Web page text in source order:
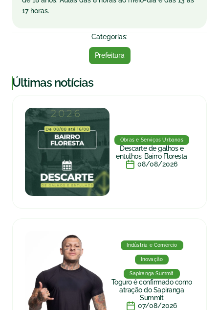
17 horas.
Categorias:
Prefeitura
|Últimas notícias
Obras e Serviços Urbanos
Descarte de galhos e
entulhos: Bairro Floresta
08/08/2026
Indústria e Comércio
Inovação
Sapiranga Summit
Toguro é confirmado como
atração do Sapiranga
Summit
07/08/2026